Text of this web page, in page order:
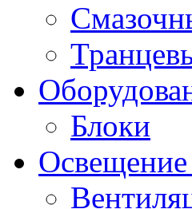
Блоки
Освещение